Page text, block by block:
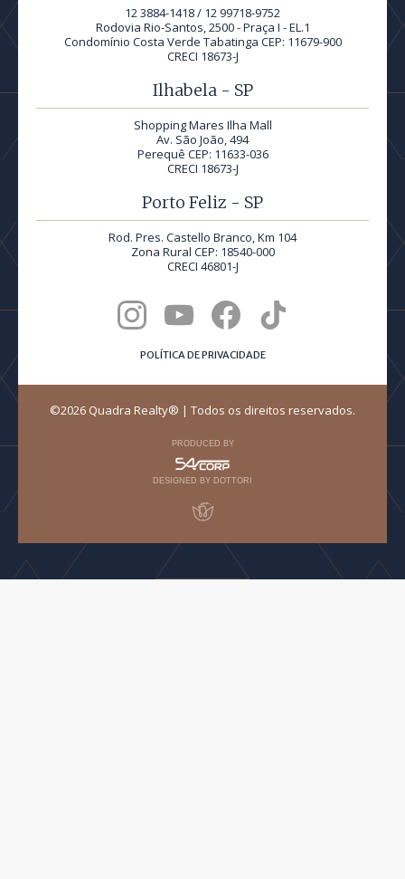
12 3884-1418 / 12 99718-9752
Rodovia Rio-Santos, 2500 - Praça I - EL.1
Condomínio Costa Verde Tabatinga CEP: 11679-900
CRECI 18673-J
Ilhabela - SP
Shopping Mares Ilha Mall
Av. São João, 494
Perequê CEP: 11633-036
CRECI 18673-J
Porto Feliz - SP
Rod. Pres. Castello Branco, Km 104
Zona Rural CEP: 18540-000
CRECI 46801-J
POLÍTICA DE PRIVACIDADE
©2026 Quadra Realty® | Todos os direitos reservados.
PRODUCED BY
DESIGNED BY DOTTORI